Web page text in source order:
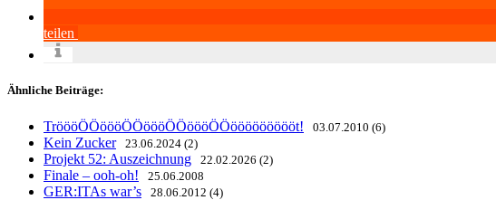
teilen
Ähnliche Beiträge:
TröööÖÖöööÖÖöööÖÖöööÖÖöööööööööt! 03.07.2010 (6)
Kein Zucker 23.06.2024 (2)
Projekt 52: Auszeichnung 22.02.2026 (2)
Finale – ooh-oh! 25.06.2008
GER:ITAs war’s 28.06.2012 (4)